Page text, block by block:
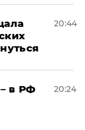
20:44
в РФ
20:24